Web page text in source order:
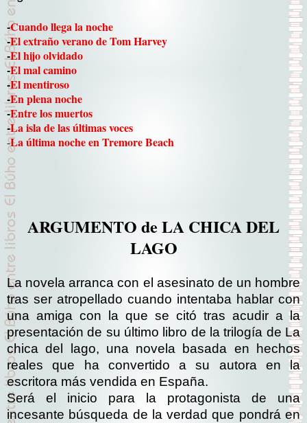
-Cuando llega la noche
-El extraño verano de Tom Harvey
-El hijo olvidado
-El mal camino
-El mentiroso
-En plena noche
-Entre los muertos
-La isla de las últimas voces
-La última noche en Tremore Beach
ARGUMENTO de LA CHICA DEL
LAGO
La novela arranca con el asesinato de un hombre
tras ser atropellado cuando intentaba hablar con
una amiga con la que se citó tras acudir a la
presentación de su último libro de la trilogía de La
chica del lago, una novela basada en hechos
reales que ha convertido a su autora en la
escritora más vendida en España.
Será el inicio para la protagonista de una
incesante búsqueda de la verdad que pondrá en